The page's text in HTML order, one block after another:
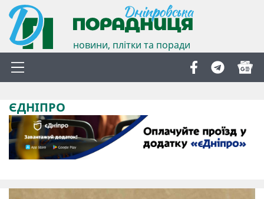
новини, плітки та поради
ЄДНІПРО